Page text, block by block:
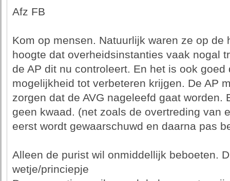
Afz FB
Kom op mensen. Natuurlijk waren ze op de
hoogte dat overheidsinstanties vaak nogal
de AP dit nu controleert. En het is ook
mogelijkheid tot verbeteren krijgen. De AP
zorgen dat de AVG nageleefd gaat worden.
geen kwaad. (net zoals de overtreding van
eerst wordt gewaarschuwd en daarna pas
Alleen de purist wil onmiddellijk beboeten.
wetje/princiepje